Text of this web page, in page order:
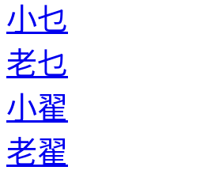
小乜
老乜
小翟
老翟